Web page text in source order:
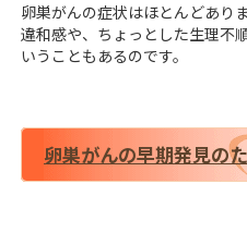
卵巣がんの症状はほとんどあり
違和感や、ちょっとした生理不
いうこともあるのです。
卵巣がんの早期発見の